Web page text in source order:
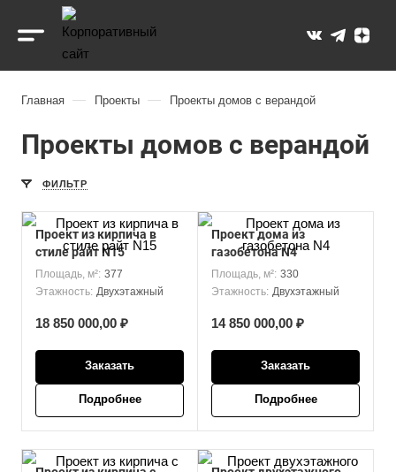
Главная — Проекты — Проекты домов с верандой
Проекты домов с верандой
ФИЛЬТР
Проект из кирпича в
стиле райт N15
Площадь, м²: 377
Этажность: Двухэтажный
18 850 000,00 ₽
Заказать
Подробнее
Проект дома из
газобетона N4
Площадь, м²: 330
Этажность: Двухэтажный
14 850 000,00 ₽
Заказать
Подробнее